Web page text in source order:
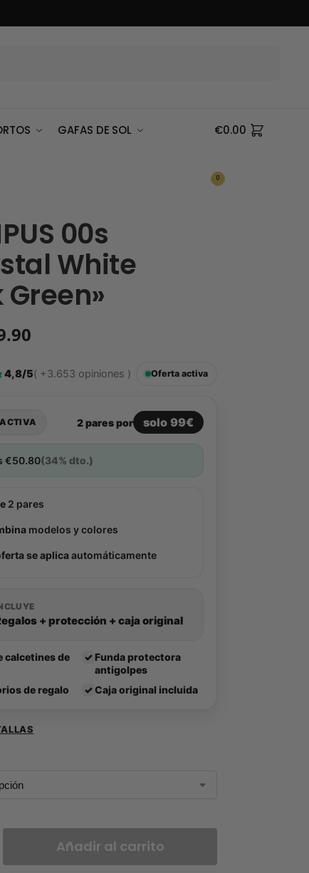
GAFAS DE SOL €0.00
0
00s
White
Green»
4,8/5( +3.653 opiniones ) Oferta activa
2 pares por solo 99€
€50.80(34% dto.)
2 pares
modelos y colores
se aplicaautomáticamente
+ protección + caja original
calcetines de
✓ Funda protectora
antigolpes
de regalo ✓ Caja original incluida
Añadir al carrito